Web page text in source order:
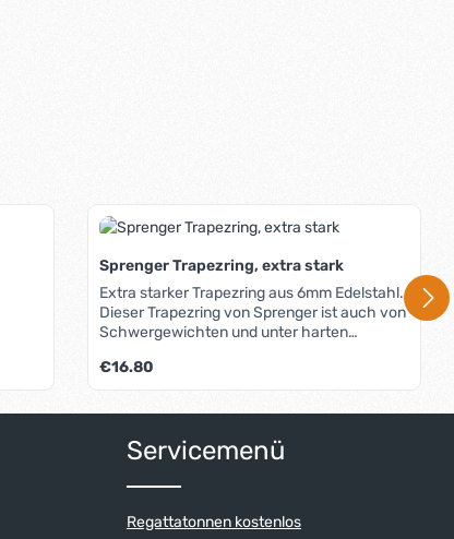
Sprenger Trapezring, extra stark
Extra starker Trapezring aus 6mm Edelstahl.
Dieser Trapezring von Sprenger ist auch von
Schwergewichten und unter harten
Regulärer Preis:
€16.80
Servicemenü
Regattatonnen kostenlos